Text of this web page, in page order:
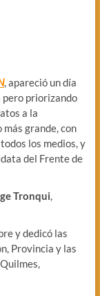
, apareció un día
pero priorizando
a la
más grande, con
los medios, y
del Frente de
Tronqui,
y dedicó las
Provincia y las